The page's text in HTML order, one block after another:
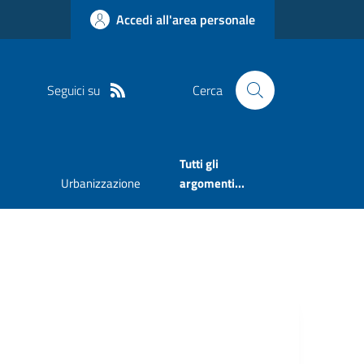
Accedi all'area personale
Seguici su Cerca
Urbanizzazione
Tutti gli
argomenti...